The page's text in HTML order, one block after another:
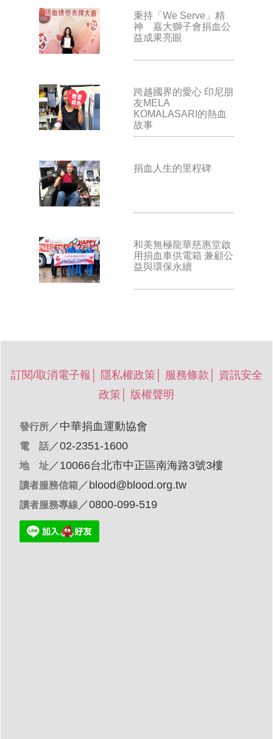
秉持「We Serve」精
神 嘉大獅子會捐血公
益成果亮眼
跨越國界的愛心 印尼朋
友MELA
KOMALASARI的熱血
故事
捐血人生的里程碑
和美無極龍華慈惠堂啟
用捐血車供電箱 兼顧公
益與環保永續
訂閱/取消電子報 隱私權政策 服務條款
資訊安全
政策
版權聲明
發行所／ 中華捐血運動協會
電 話／02-2351-1600
地 址／10066台北市中正區南海路3號3樓
讀者服務信箱／ blood@blood.org.tw
讀者服務專線 ／0800-099-519